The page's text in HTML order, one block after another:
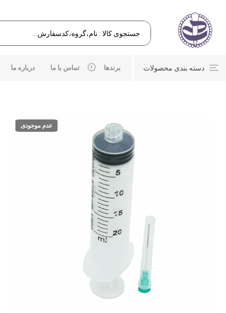
دسته بندی محصولات برندها تماس با ما درباره ما
عدم موجودی